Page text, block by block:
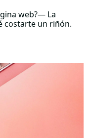
web?— La
costarte un riñón.